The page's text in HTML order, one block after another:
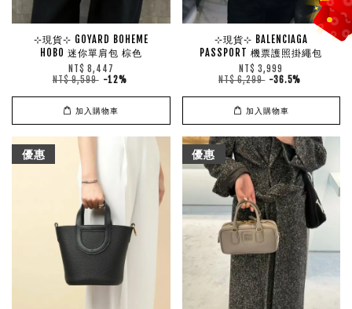
⊹現貨⊹ GOYARD BOHEME
HOBO 迷你單肩包 棕色
NT$ 8,447
NT$ 9,599 -12%
加入購物車
⊹現貨⊹ BALENCIAGA
PASSPORT 機票護照掛繩包
NT$ 3,999
NT$ 6,299 -36.5%
加入購物車
優惠 優惠